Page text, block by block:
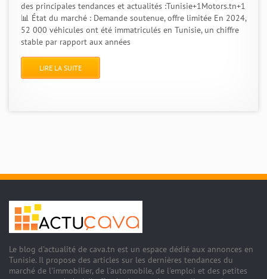
des principales tendances et actualités :Tunisie+1Motors.tn+1
📊 État du marché : Demande soutenue, offre limitée En 2024,
52 000 véhicules ont été immatriculés en Tunisie, un chiffre
stable par rapport aux années
LIRE LA SUITE
Le blog d'actualité de cava.tn est un espace dédié aux annonces en
Tunisie. Il propose des articles sur les dernières tendances du
marché de l'immobilier, de l'automobile, de l'emploi et des petites